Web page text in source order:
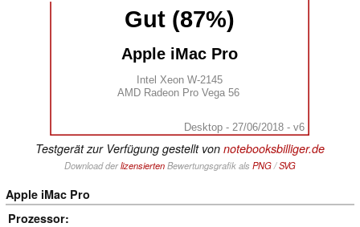
Gut (87%)
Apple iMac Pro
Intel Xeon W-2145
AMD Radeon Pro Vega 56
Desktop - 27/06/2018 - v6
Testgerät zur Verfügung gestellt von notebooksbilliger.de
Download derlizensiertenBewertungsgrafik als PNG/SVG
Apple iMac Pro
Prozessor